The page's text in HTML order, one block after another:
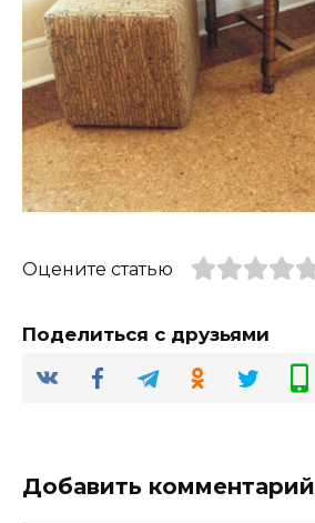
Оцените статью
Поделиться с друзьями
Добавить комментарий